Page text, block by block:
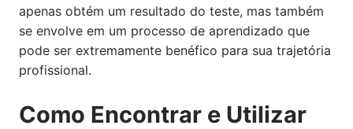
apenas obtém um resultado do teste, mas também
se envolve em um processo de aprendizado que
pode ser extremamente benéfico para sua trajetória
profissional.
Como Encontrar e Utilizar